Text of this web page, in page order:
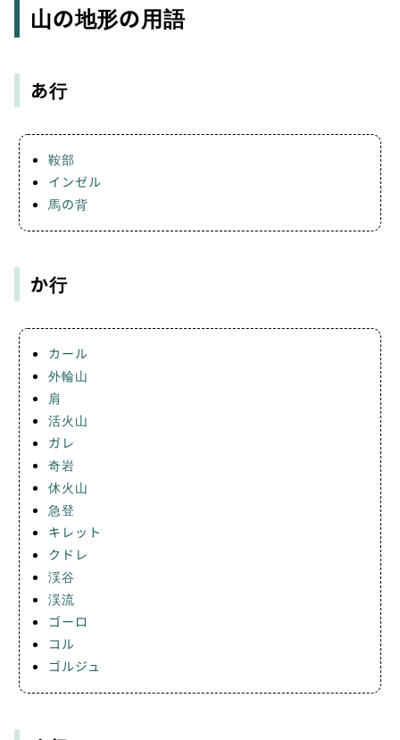
山の地形の用語
あ行
鞍部
インゼル
馬の背
か行
カール
外輪山
肩
活火山
ガレ
奇岩
休火山
急登
キレット
クドレ
渓谷
渓流
ゴーロ
コル
ゴルジュ